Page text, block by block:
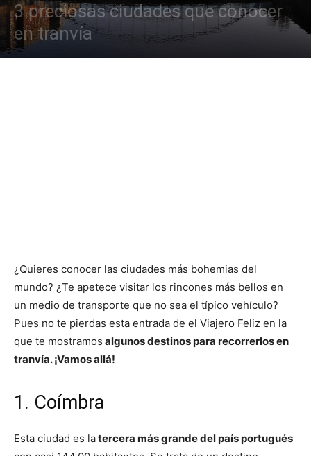
3 preciosas ciudades que conocer
en tranvía
¿Quieres conocer las ciudades más bohemias del
mundo? ¿Te apetece visitar los rincones más bellos en
un medio de transporte que no sea el típico vehículo?
Pues no te pierdas esta entrada de el Viajero Feliz en la
que te mostramos algunos destinos para recorrerlos en
tranvía. ¡Vamos allá!
1. Coímbra
Esta ciudad es latercera más grande del país portugués